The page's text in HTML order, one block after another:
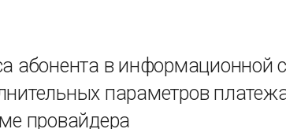
абонента в информационной
параметров
провайдера